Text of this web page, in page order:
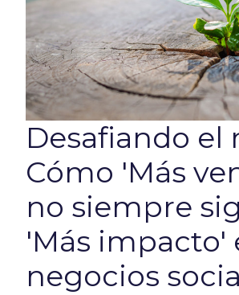
Desafiando el
Cómo 'Más
no siempre
'Más impacto'
negocios